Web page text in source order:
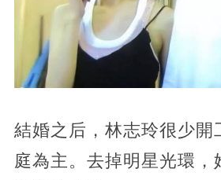
結婚之后，林志玲很少開
庭為主。去掉明星光環，